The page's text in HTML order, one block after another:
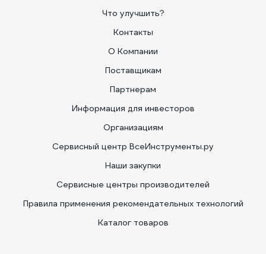
Что улучшить?
Контакты
О Компании
Поставщикам
Партнерам
Информация для инвесторов
Организациям
Сервисный центр ВсеИнструменты.ру
Наши закупки
Сервисные центры производителей
Правила применения рекомендательных технологий
Каталог товаров